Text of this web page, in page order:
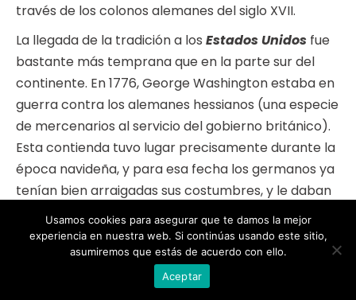
través de los colonos alemanes del siglo XVII.
La llegada de la tradición a los Estados Unidos fue
bastante más temprana que en la parte sur del
continente. En 1776, George Washington estaba en
guerra contra los alemanes hessianos (una especie
de mercenarios al servicio del gobierno británico).
Esta contienda tuvo lugar precisamente durante la
época navideña, y para esa fecha los germanos ya
tenían bien arraigadas sus costumbres, y le daban
tanta importancia a la organización de los festejos
navideños, que prácticamente le costaron la
Un error imperdonable que George Washington
Usamos cookies para asegurar que te damos la mejor
experiencia en nuestra web. Si continúas usando este sitio,
asumiremos que estás de acuerdo con ello.
Aceptar